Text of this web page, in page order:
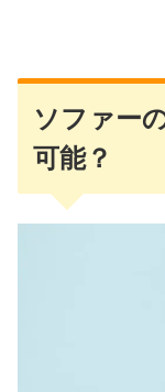
ソファー
可能？